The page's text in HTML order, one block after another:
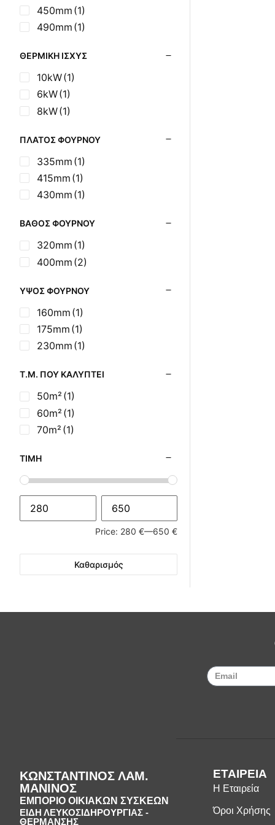
Σούβλες - Εργαλεία
Ψησίματος BBQ
Σωλήνες (Μπουριά),
Τζάκια - Εστίες
Τζακόσομπες
Ψησταριές
450mm (1)
490mm (1)
ΘΕΡΜΙΚΉ ΙΣΧΎΣ
10kW(1)
6kW(1)
8kW(1)
ΠΛΆΤΟΣ ΦΟΎΡΝΟΥ
335mm (1)
415mm (1)
430mm (1)
ΒΆΘΟΣ ΦΟΎΡΝΟΥ
320mm (1)
400mm (2)
ΎΨΟΣ ΦΟΎΡΝΟΥ
160mm (1)
175mm (1)
230mm (1)
Τ.Μ. ΠΟΥ ΚΑΛΎΠΤΕΙ
50m² (1)
60m² (1)
70m² (1)
ΤΙΜΉ
Price: 280 €—650 €
Καθαρισμός
ΚΩΝΣΤΑΝΤΙΝΟΣ ΛΑΜ.
ΜΑΝΙΝΟΣ
ΕΜΠΟΡΙΟ ΟΙΚΙΑΚΩΝ ΣΥΣΚΕΩΝ
ΕΙΔΗ ΛΕΥΚΟΣΙΔΗΡΟΥΡΓΙΑΣ -
ΘΕΡΜΑΝΣΗΣ
ΕΤΑΙΡΕΙΑ
Η Εταιρεία
Όροι Χρήσης